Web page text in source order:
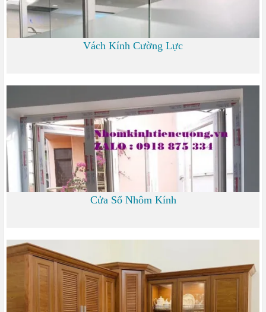
Vách Kính Cường Lực
Cửa Sổ Nhôm Kính